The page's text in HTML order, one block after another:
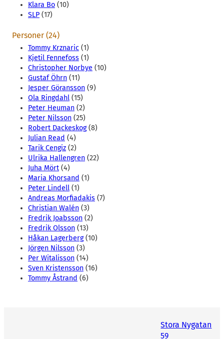
Klara Bo (10)
SLP (17)
Personer (24)
Tommy Krznaric (1)
Kjetil Fennefoss (1)
Christopher Norbye (10)
Gustaf Öhrn (11)
Jesper Göransson (9)
Ola Ringdahl (15)
Peter Heuman (2)
Peter Nilsson (25)
Robert Dackeskog(8)
Julian Read (4)
Tarik Cengiz (2)
Ulrika Hallengren (22)
Juha Mört (4)
Maria Khorsand (1)
Peter Lindell (1)
Andreas Morfiadakis (7)
Christian Walén (3)
Fredrik Joabsson (2)
Fredrik Olsson (13)
Håkan Lagerberg(10)
Jörgen Nilsson (3)
Per Witalisson (14)
Sven Kristensson (16)
Tommy Åstrand (6)
Stora Nygatan
59